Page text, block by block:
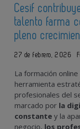
Cesif
talento farma
pleno
27 de febrero, 2026
La formación
herramienta
profesionales del
marcado por la
constante y la
negocio, los